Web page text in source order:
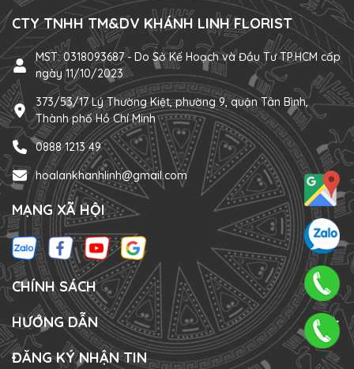
CTY TNHH TM&DV KHÁNH LINH FLORIST
MST: 0318093687 - Do Sở Kế Hoạch và Đầu Tư TP.HCM cấp
ngày 11/10/2023
373/53/17 Lý Thường Kiệt, phường 9, quận Tân Bình,
Thành phố Hồ Chí Minh
0888 1213 49
hoalankhanhlinh@gmail.com
MẠNG XÃ HỘI
CHÍNH SÁCH
HƯỚNG DẪN
ĐĂNG KÝ NHẬN TIN